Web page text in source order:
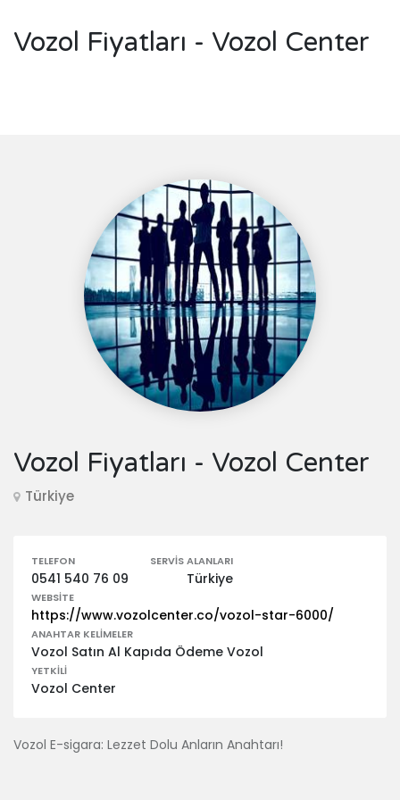
Vozol Fiyatları - Vozol Center
Vozol Fiyatları - Vozol Center
Türkiye
TELEFON
0541 540 76 09
SERVIS ALANLARI
Türkiye
WEBSITE
https://www.vozolcenter.co/vozol-star-6000/
ANAHTAR KELIMELER
Vozol Satın Al Kapıda Ödeme Vozol
YETKILI
Vozol Center
Vozol E-sigara: Lezzet Dolu Anların Anahtarı!